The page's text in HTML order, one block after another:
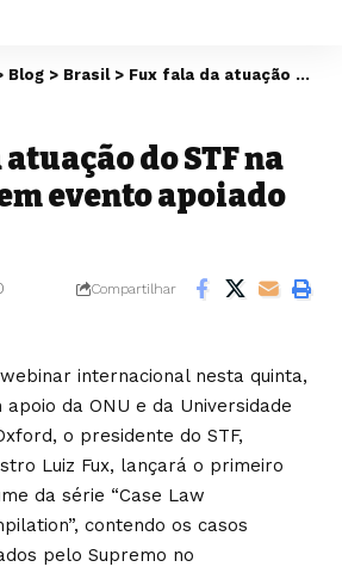
Blog > Brasil> Fux fala da atuação do STF na pandemia em evento apoiado pela ONU
do STF na
evento apoiado
Compartilhar
internacional nesta quinta,
apoio da ONU e da Universidade
o presidente do STF,
Luiz Fux, lançará o primeiro
da série “Case Law
contendo os casos
pelo Supremo no